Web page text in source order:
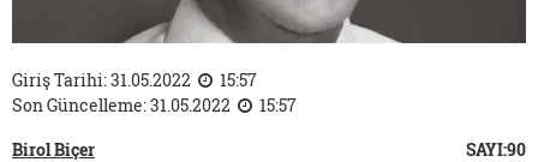
Giriş Tarihi: 31.05.2022
15:57
Son Güncelleme: 31.05.2022
15:57
Birol Biçer
SAYI:90